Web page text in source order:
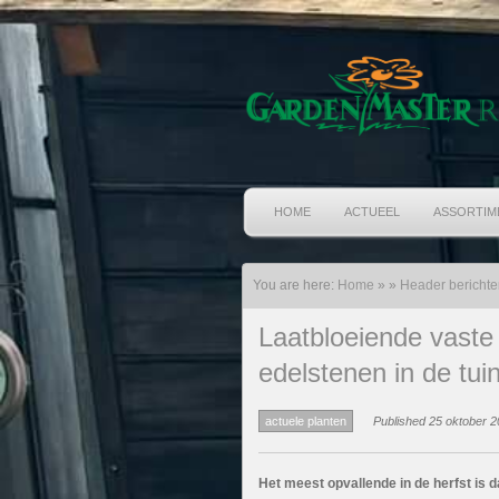
HOME ACTUEEL
You are here: Home » » Header
Laatbloeiende
edelstenen in de tuin
actuele planten Published 25 oktober
Het meest opvallende in de herfst is